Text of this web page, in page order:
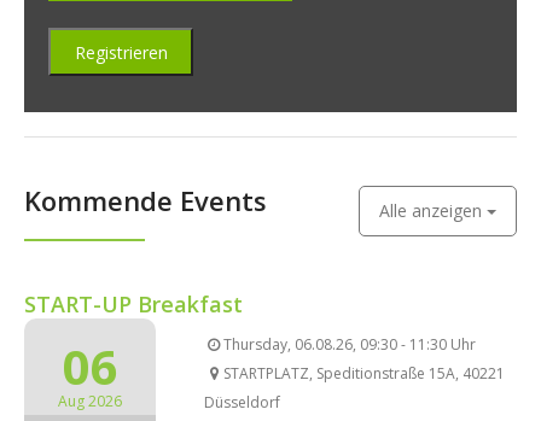
Kommende Events Alle anzeigen
START-UP Breakfast
06
Aug 2026
Thursday, 06.08.26, 09:30 - 11:30 Uhr
STARTPLATZ, Speditionstraße 15A, 40221
Düsseldorf